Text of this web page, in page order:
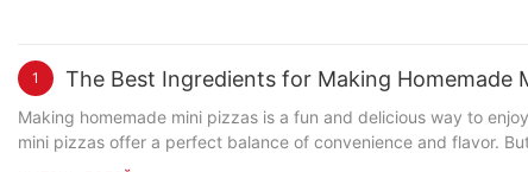
1 The Best Ingredients for Making Homemade
Making homemade mini pizzas is a fun and delicious way to
mini pizzas offer a perfect balance of convenience and flavor.
crafting the perfect mini pizza, from dough to sauce, so you can create your own masterpiece. Introduction to Mini Pizzas Dough is the